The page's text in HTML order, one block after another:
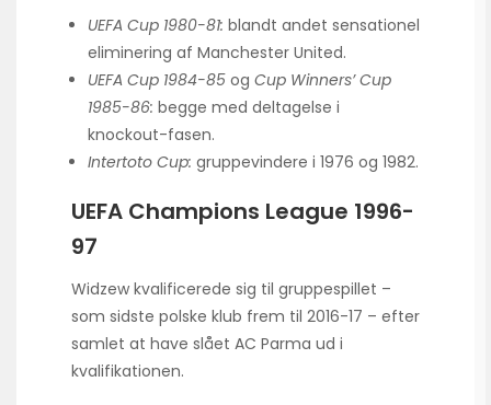
UEFA Cup 1980-81: blandt andet sensationel
eliminering af Manchester United.
UEFA Cup 1984-85 og Cup Winners’ Cup
1985-86: begge med deltagelse i
knockout-fasen.
Intertoto Cup: gruppevindere i 1976 og 1982.
UEFA Champions League 1996-
97
Widzew kvalificerede sig til gruppespillet –
som sidste polske klub frem til 2016-17 – efter
samlet at have slået AC Parma ud i
kvalifikationen.